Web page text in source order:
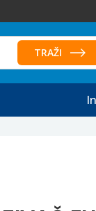
TRAŽI